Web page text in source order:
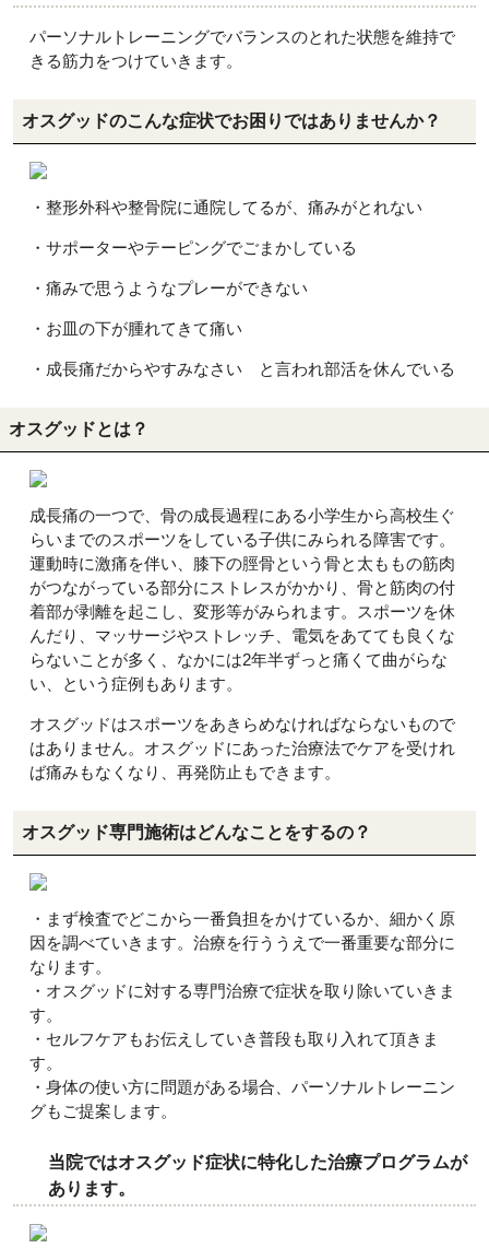
パーソナルトレーニングでバランスのとれた状態を維持で
きる筋力をつけていきます。
オスグッドのこんな症状でお困りではありませんか？
・整形外科や整骨院に通院してるが、痛みがとれない
・サポーターやテーピングでごまかしている
・痛みで思うようなプレーができない
・お皿の下が腫れてきて痛い
・成長痛だからやすみなさい と言われ部活を休んでいる
オスグッドとは？
成長痛の一つで、骨の成長過程にある小学生から高校生ぐ
らいまでのスポーツをしている子供にみられる障害です。
運動時に激痛を伴い、膝下の脛骨という骨と太ももの筋肉
がつながっている部分にストレスがかかり、骨と筋肉の付
着部が剥離を起こし、変形等がみられます。スポーツを休
んだり、マッサージやストレッチ、電気をあてても良くな
らないことが多く、なかには2年半ずっと痛くて曲がらな
い、という症例もあります。
オスグッドはスポーツをあきらめなければならないもので
はありません。オスグッドにあった治療法でケアを受けれ
ば痛みもなくなり、再発防止もできます。
オスグッド専門施術はどんなことをするの？
・まず検査でどこから一番負担をかけているか、細かく原
因を調べていきます。治療を行ううえで一番重要な部分に
なります。
・オスグッドに対する専門治療で症状を取り除いていきま
す。
・セルフケアもお伝えしていき普段も取り入れて頂きま
す。
・身体の使い方に問題がある場合、パーソナルトレーニン
グもご提案します。
当院ではオスグッド症状に特化した治療プログラムが
あります。